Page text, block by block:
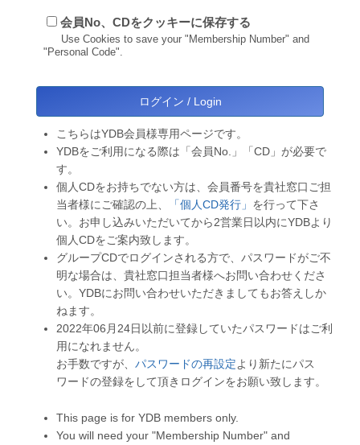
会員No、CDをクッキーに保存する
Use Cookies to save your "Membership Number" and
"Personal Code".
こちらはYDB会員様専用ページです。
YDBをご利用になる際は「会員No.」「CD」が必要で
す。
個人CDをお持ちでない方は、会員番号を貴社窓口ご担
当者様にご確認の上、
「個人CD発行」 を行って下さ
い。お申し込みいただいてから2営業日以内にYDBより
個人CDをご案内致します。
グループCDでログインされる方で、パスワードがご不
明な場合は、貴社窓口担当者様へお問い合わせくださ
い。YDBにお問い合わせいただきましてもお答えしか
ねます。
2022年06月24日以前に登録していたパスワードはご利
用になれません。
お手数ですが、 パスワードの再設定より新たにパス
ワードの登録をして頂きログインをお願い致します。
This page is for YDB members only.
You will need your "Membership Number" and